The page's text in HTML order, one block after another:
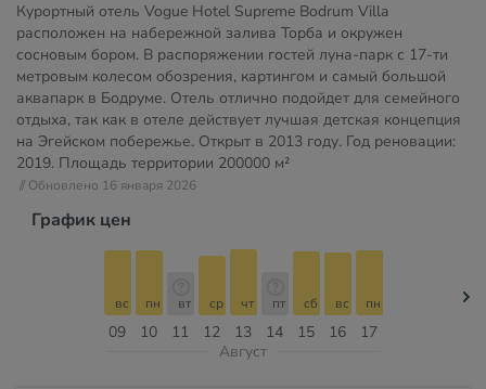
Курортный отель Vogue Hotel Supreme Bodrum Villa
расположен на набережной залива Торба и окружен
сосновым бором. В распоряжении гостей луна-парк с 17-ти
метровым колесом обозрения, картингом и самый большой
аквапарк в Бодруме. Отель отлично подойдет для семейного
отдыха, так как в отеле действует лучшая детская концепция
на Эгейском побережье. Открыт в 2013 году. Год реновации:
2019. Площадь территории 200000 м²
// Обновлено 16 января 2026
График цен
09
вс
10
пн
11
вт
12
ср
13
чт
14
пт
15
сб
16
вс
17
пн
Август